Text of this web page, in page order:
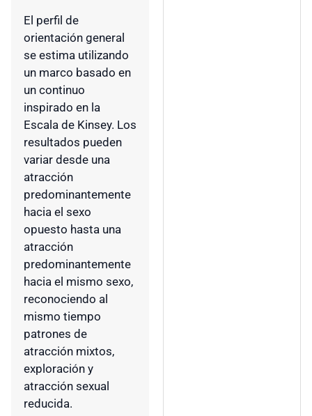
El perfil de
orientación general
se estima utilizando
un marco basado en
un continuo
inspirado en la
Escala de Kinsey. Los
resultados pueden
variar desde una
atracción
predominantemente
hacia el sexo
opuesto hasta una
atracción
predominantemente
hacia el mismo sexo,
reconociendo al
mismo tiempo
patrones de
atracción mixtos,
exploración y
atracción sexual
reducida.